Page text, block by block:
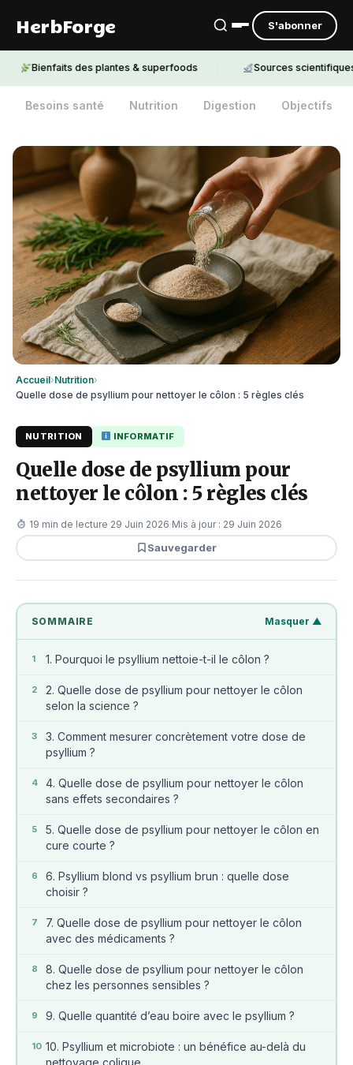
HerbForge S'abonner
Bienfaits des plantes & superfoods Sources scientifiques
Besoins santé Nutrition Digestion Objectifs
Accueil›Nutrition›
Quelle dose de psyllium pour nettoyer le côlon : 5 règles clés
NUTRITION INFORMATIF
Quelle dose de psyllium pour
nettoyer le côlon : 5 règles clés
19 min de lecture·29 Juin 2026·Mis à jour : 29 Juin 2026
Sauvegarder
SOMMAIRE Masquer ▲
1 1. Pourquoi le psyllium nettoie-t-il le côlon ?
2
2. Quelle dose de psyllium pour nettoyer le côlon
selon la science ?
3
3. Comment mesurer concrètement votre dose de
psyllium ?
4
4. Quelle dose de psyllium pour nettoyer le côlon
sans effets secondaires ?
5
5. Quelle dose de psyllium pour nettoyer le côlon en
cure courte ?
6
6. Psyllium blond vs psyllium brun : quelle dose
choisir ?
7
7. Quelle dose de psyllium pour nettoyer le côlon
avec des médicaments ?
8
8. Quelle dose de psyllium pour nettoyer le côlon
chez les personnes sensibles ?
9 9. Quelle quantité d’eau boire avec le psyllium ?
10 10. Psyllium et microbiote : un bénéfice au-delà du